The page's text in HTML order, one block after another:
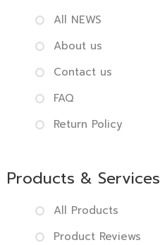
All NEWS
About us
Contact us
FAQ
Return Policy
Products & Services
All Products
Product Reviews